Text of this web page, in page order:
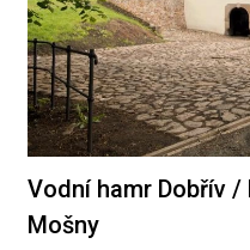
Vodní hamr Dobřív
Mošny